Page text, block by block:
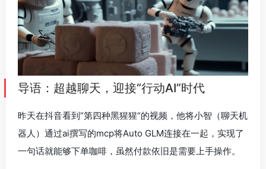
导语：超越聊天，迎接“行动AI”时代
昨天在抖音看到”第四种黑猩猩“的视频，他将小智（聊天机
器人）通过ai撰写的mcp将Auto GLM连接在一起，实现了
一句话就能够下单咖啡，虽然付款依旧是需要上手操作。